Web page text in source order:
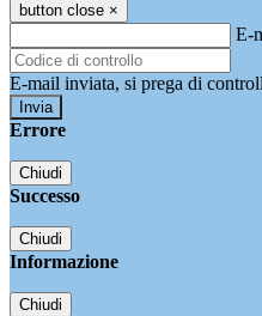
button close ×
E-
E-mail inviata, si prega di
Errore
Chiudi
Successo
Chiudi
Informazione
Chiudi